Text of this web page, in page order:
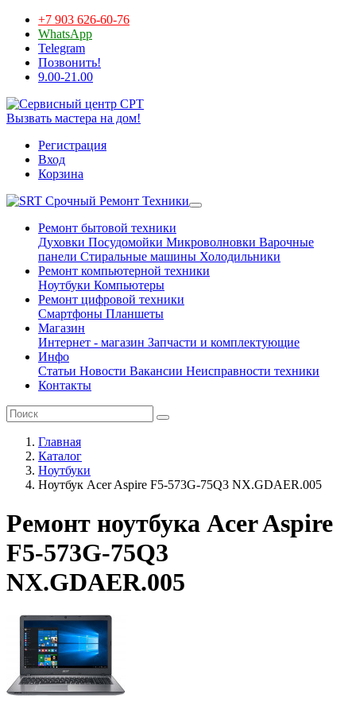
+7 903 626-60-76
WhatsApp
Telegram
Позвонить!
9.00-21.00
Вызвать мастера на дом!
Регистрация
Вход
Корзина
Срочный Ремонт Техники
Ремонт бытовой техники
Духовки Посудомойки Микроволновки Варочные
панели Стиральные машины Холодильники
Ремонт компьютерной техники
Ноутбуки Компьютеры
Ремонт цифровой техники
Смартфоны Планшеты
Магазин
Интернет - магазин Запчасти и комплектующие
Инфо
Статьи Новости Вакансии Неисправности техники
Контакты
Главная
Каталог
Ноутбуки
Ноутбук Acer Aspire F5-573G-75Q3 NX.GDAER.005
Ремонт ноутбука Acer Aspire
F5-573G-75Q3
NX.GDAER.005